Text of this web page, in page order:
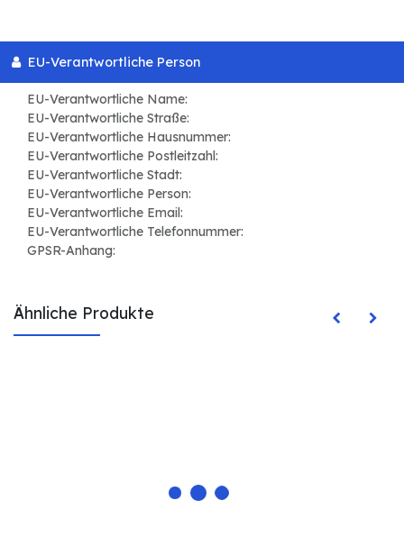
EU-Verantwortliche Person
EU-Verantwortliche Name:
EU-Verantwortliche Straße:
EU-Verantwortliche Hausnummer:
EU-Verantwortliche Postleitzahl:
EU-Verantwortliche Stadt:
EU-Verantwortliche Person:
EU-Verantwortliche Email:
EU-Verantwortliche Telefonnummer:
GPSR-Anhang:
Ähnliche Produkte